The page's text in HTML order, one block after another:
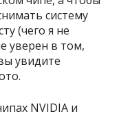
систему
(чего я не
уверен в том,
увидите